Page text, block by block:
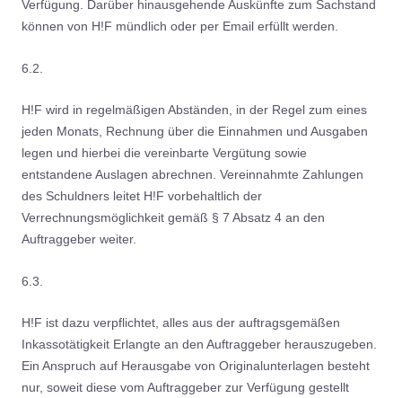
Verfügung. Darüber hinausgehende Auskünfte zum Sachstand
können von H!F mündlich oder per Email erfüllt werden.
6.2.
H!F wird in regelmäßigen Abständen, in der Regel zum eines
jeden Monats, Rechnung über die Einnahmen und Ausgaben
legen und hierbei die vereinbarte Vergütung sowie
entstandene Auslagen abrechnen. Vereinnahmte Zahlungen
des Schuldners leitet H!F vorbehaltlich der
Verrechnungsmöglichkeit gemäß § 7 Absatz 4 an den
Auftraggeber weiter.
6.3.
H!F ist dazu verpflichtet, alles aus der auftragsgemäßen
Inkassotätigkeit Erlangte an den Auftraggeber herauszugeben.
Ein Anspruch auf Herausgabe von Originalunterlagen besteht
nur, soweit diese vom Auftraggeber zur Verfügung gestellt